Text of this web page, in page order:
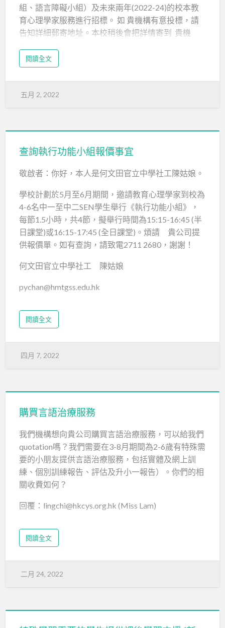
組、語言障礙小組）及未來兩年(2022-24)的校本教
育心理學家服務進行招標。 如 貴機構有意投標，請
告知詳細郵寄地址。本校稍後會把詳情寄到 貴機
或林堅恆副校長聯絡。衷心感謝！Best
Regards,Patrick SZESENCO TAK SUN Secondary
school
閱讀全文
五月 2, 2022
查詢執行功能小組報價事宜
敬啟者：你好，本人是何文田官立中學社工陳姑娘。
學校計劃於5月至6月期間，邀請教育心理學家到校為
4-6名中一至中二SEN學生舉行《執行功能小組》，
每節1.5小時，共4節，擬舉行時間為15:15-16:45 (半
日課堂)或16:15-17:45 (全日課堂)。煩請 貴公司提
供報價單。如有查詢，請致電2711 2680，謝謝！
何文田官立中學社工 陳姑娘
pychan@hmtgss.edu.hk
閱讀全文
四月 7, 2022
購買言語治療服務
我們機構想向貴公司購買言語治療服務，可以給我們
quotation嗎？我們需要在3-8月期間為2-6歲有特殊需
要的小朋友提供言語治療服務，包括實體及網上訓
練、個別訓練報告、評估及升小一報告）。你們的相
關收費如何？
回覆：lingchi@hkcys.org.hk (Miss Lam)
閱讀全文
二月 24, 2022